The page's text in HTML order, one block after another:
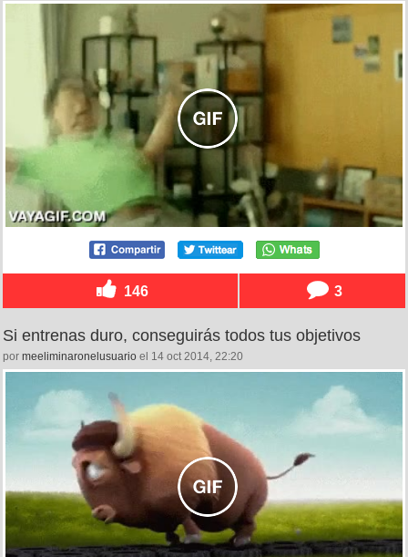
146 3
Si entrenas duro, conseguirás todos tus objetivos
por meeliminaronelusuario el 14 oct 2014, 22:20